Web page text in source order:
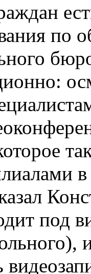
по
под